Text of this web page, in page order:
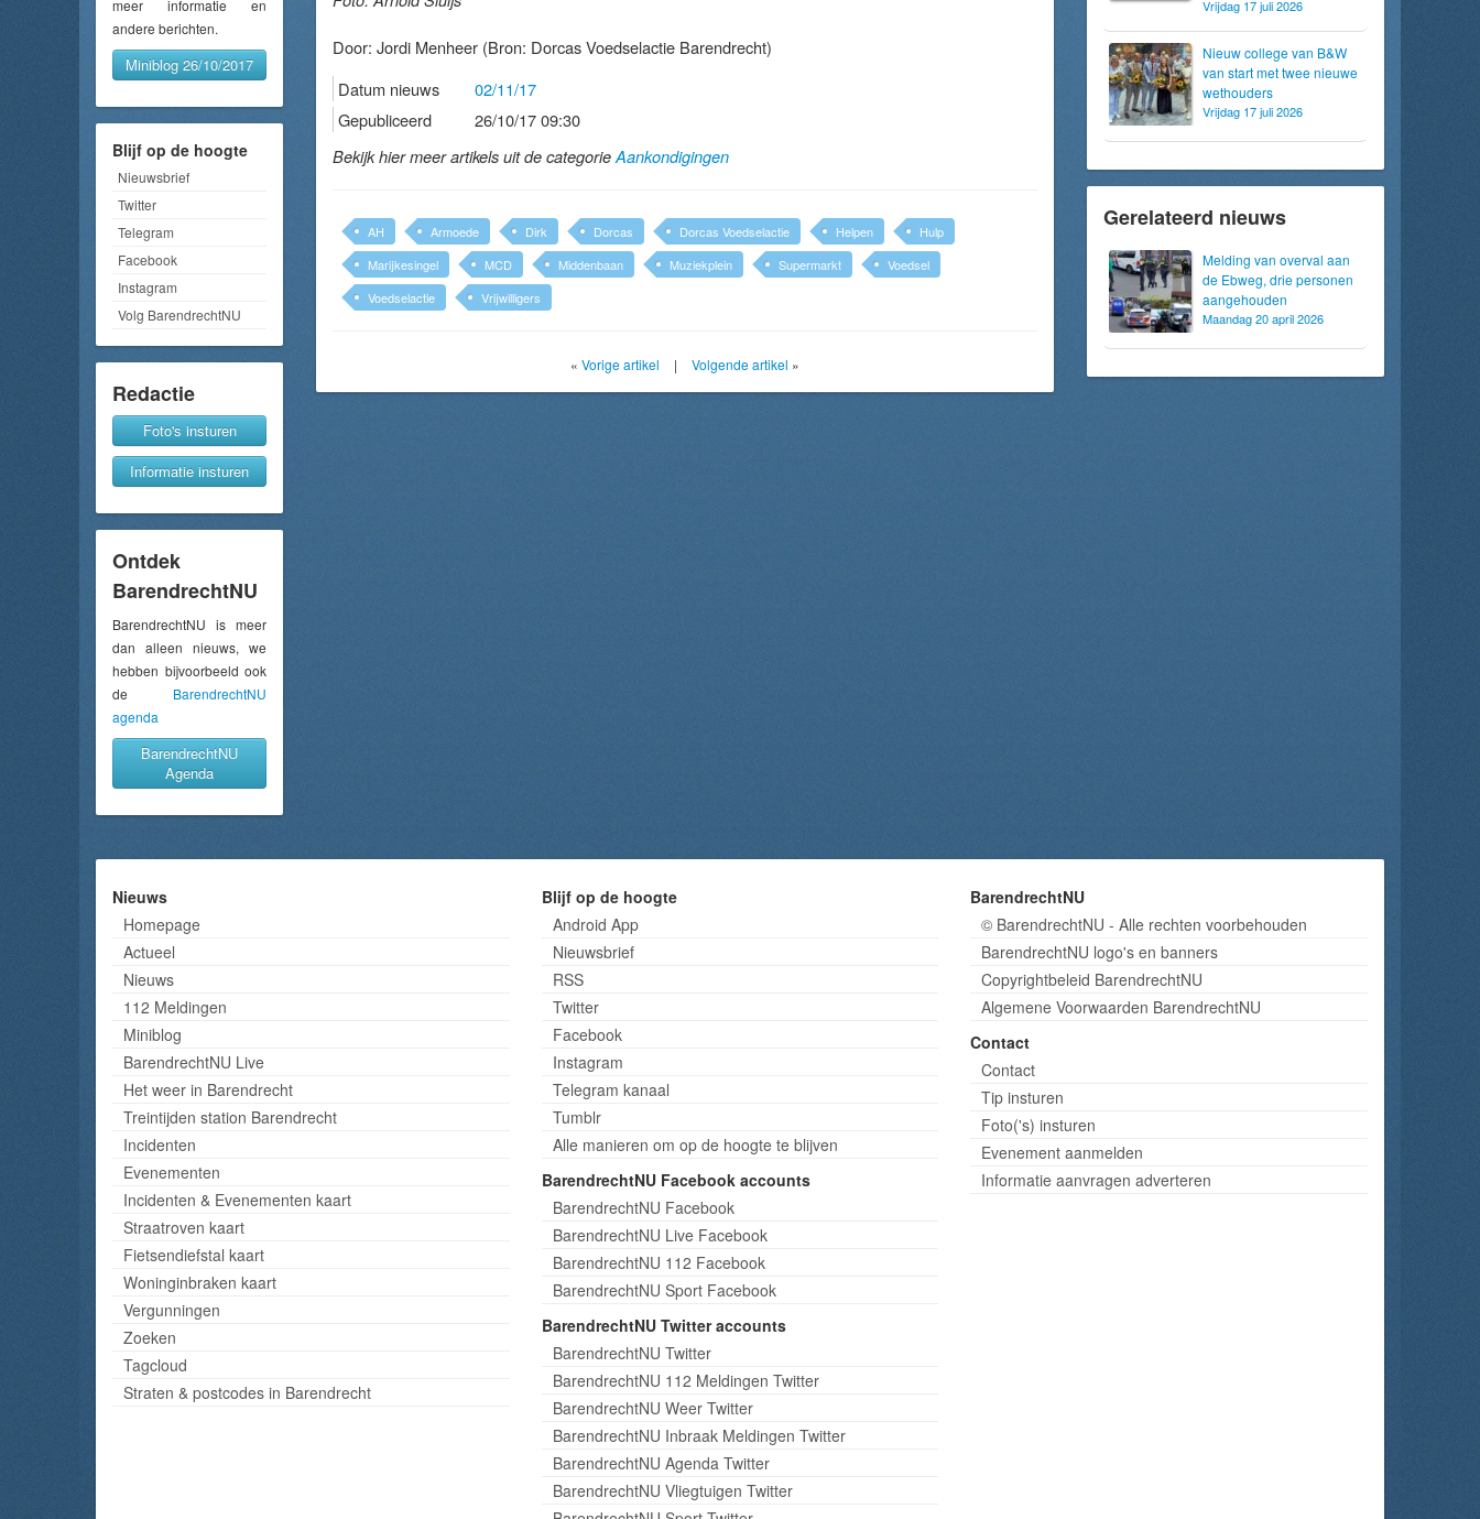
meer informatie en
andere berichten.
Miniblog 26/10/2017
Blijf op de hoogte
Nieuwsbrief
Twitter
Telegram
Facebook
Instagram
Volg BarendrechtNU
Redactie
Foto's insturen
Informatie insturen
Ontdek
BarendrechtNU
BarendrechtNU is meer
dan alleen nieuws, we
hebben bijvoorbeeld ook
de BarendrechtNU
agenda
BarendrechtNU
Agenda
Door: Jordi Menheer (Bron: Dorcas Voedselactie Barendrecht)
Datum nieuws
02/11/17
Gepubliceerd
26/10/17 09:30
Bekijk hier meer artikels uit de categorieAankondigingen
AH Armoede Dirk Dorcas Dorcas Voedselactie Helpen
Hulp
Marijkesingel
MCD Middenbaan Muziekplein Supermarkt
Voedsel
Voedselactie
Vrijwilligers
« Vorige artikel | Volgende artikel »
Vrijdag 17 juli 2026
Nieuw college van B&W
van start met twee nieuwe
wethouders
Vrijdag 17 juli 2026
Gerelateerd nieuws
Melding van overval aan
de Ebweg, drie personen
aangehouden
Maandag 20 april 2026
Nieuws
Homepage
Actueel
Nieuws
112 Meldingen
Miniblog
BarendrechtNU Live
Het weer in Barendrecht
Treintijden station Barendrecht
Incidenten
Evenementen
Incidenten & Evenementen kaart
Straatroven kaart
Fietsendiefstal kaart
Woninginbraken kaart
Vergunningen
Zoeken
Tagcloud
Straten & postcodes in Barendrecht
Blijf op de hoogte
Android App
Nieuwsbrief
RSS
Twitter
Facebook
Instagram
Telegram kanaal
Tumblr
Alle manieren om op de hoogte te blijven
BarendrechtNU Facebook accounts
BarendrechtNU Facebook
BarendrechtNU Live Facebook
BarendrechtNU 112 Facebook
BarendrechtNU Sport Facebook
BarendrechtNU Twitter accounts
BarendrechtNU Twitter
BarendrechtNU 112 Meldingen Twitter
BarendrechtNU Weer Twitter
BarendrechtNU Inbraak Meldingen Twitter
BarendrechtNU Agenda Twitter
BarendrechtNU Vliegtuigen Twitter
BarendrechtNU
© BarendrechtNU - Alle rechten voorbehouden
BarendrechtNU logo's en banners
Copyrightbeleid BarendrechtNU
Algemene Voorwaarden BarendrechtNU
Contact
Contact
Tip insturen
Foto('s) insturen
Evenement aanmelden
Informatie aanvragen adverteren